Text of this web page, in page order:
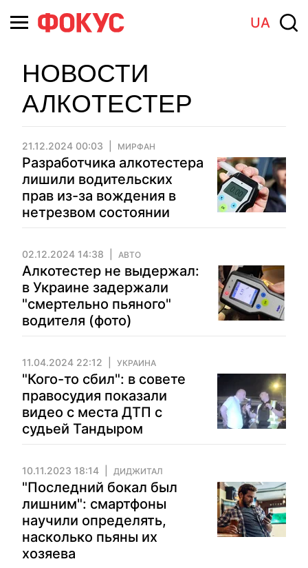
UA
НОВОСТИ
АЛКОТЕСТЕР
21.12.2024 00:03 МИРФАН
Разработчика алкотестера
лишили водительских
прав из-за вождения в
нетрезвом состоянии
02.12.2024 14:38 АВТО
Алкотестер не выдержал:
в Украине задержали
"смертельно пьяного"
водителя (фото)
11.04.2024 22:12 УКРАИНА
"Кого-то сбил": в совете
правосудия показали
видео с места ДТП с
судьей Тандыром
10.11.2023 18:14 ДИДЖИТАЛ
"Последний бокал был
лишним": смартфоны
научили определять,
насколько пьяны их
хозяева